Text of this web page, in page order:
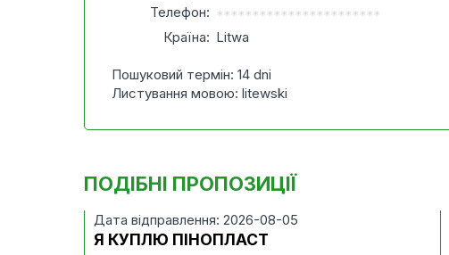
Телефон: ***********************
Країна: Litwa
Пошуковий термін: 14 dni
Листування мовою: litewski
ПОДІБНІ ПРОПОЗИЦІЇ
Дата відправлення: 2026-08-05
Я КУПЛЮ ПІНОПЛАСТ